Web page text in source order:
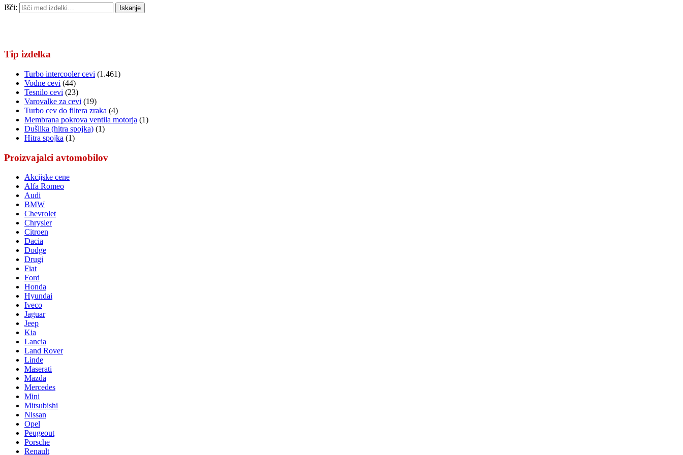
Išči: Iskanje
Tip izdelka
Turbo intercooler cevi (1.461)
Vodne cevi (44)
Tesnilo cevi (23)
Varovalke za cevi (19)
Turbo cev do filtera zraka (4)
Membrana pokrova ventila motorja (1)
Dušilka (hitra spojka) (1)
Hitra spojka (1)
Proizvajalci avtomobilov
Akcijske cene
Alfa Romeo
Audi
BMW
Chevrolet
Chrysler
Citroen
Dacia
Dodge
Drugi
Fiat
Ford
Honda
Hyundai
Iveco
Jaguar
Jeep
Kia
Lancia
Land Rover
Linde
Maserati
Mazda
Mercedes
Mini
Mitsubishi
Nissan
Opel
Peugeout
Porsche
Renault